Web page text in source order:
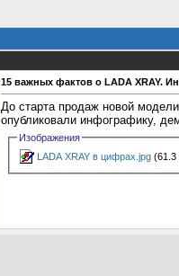
15 важных фактов о LADA XRAY.
До старта продаж новой
опубликовали инфографику,
Изображения
LADA XRAY в цифрах.jpg (61.3